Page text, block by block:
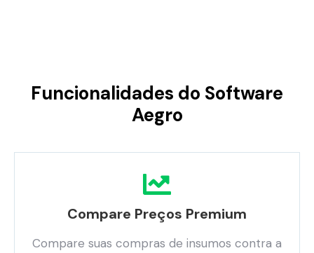
Funcionalidades do Software
Aegro
Compare Preços Premium
Compare suas compras de insumos contra a